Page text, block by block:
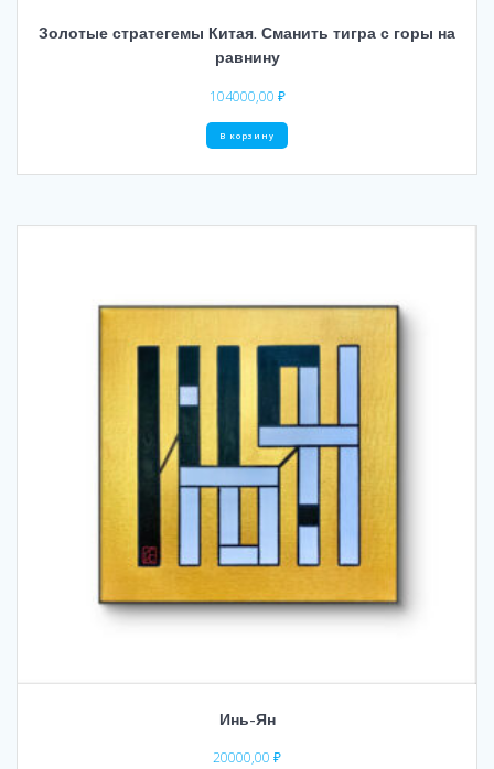
Золотые стратегемы Китая. Сманить тигра с горы на
равнину
104000,00 ₽
В корзину
Инь-Ян
20000,00 ₽